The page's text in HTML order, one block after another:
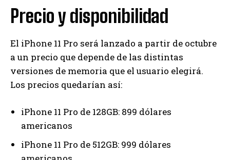
Precio y disponibilidad
El iPhone 11 Pro será lanzado a partir de octubre
a un precio que depende de las distintas
versiones de memoria que el usuario elegirá.
Los precios quedarían así:
iPhone 11 Pro de 128GB: 899 dólares
americanos
iPhone 11 Pro de 512GB: 999 dólares